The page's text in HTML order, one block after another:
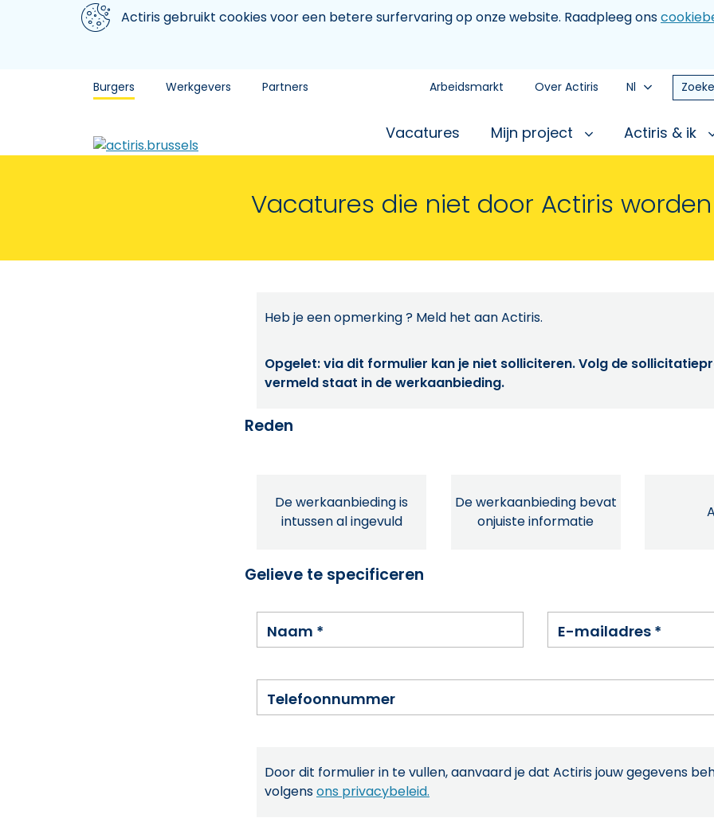
Aller au contenu principal
We gebruiken cookiesActiris gebruikt cookies voor een betere surfervaring op onze website. Raadpleeg ons
Burgers Werkgevers Partners Arbeidsmarkt Over Actiris Nl
Vacatures Mijn project Actiris & ik
Vacatures die niet door Actiris
Heb je een opmerking ? Meld het aan Actiris.
Opgelet: via dit formulier kan je niet solliciteren. Volg de
vermeld staat in de werkaanbieding.
Reden
De werkaanbieding is
intussen al ingevuld
De werkaanbieding bevat
onjuiste informatie
Gelieve te specificeren
Naam * E-mailadres *
Telefoonnummer
Door dit formulier in te vullen, aanvaard je dat Actiris jouw gegevens
volgensons privacybeleid.